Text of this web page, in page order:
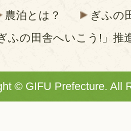
農泊とは？
ぎふの
ぎふの田舎へいこう!」推
© GIFU Prefecture. All